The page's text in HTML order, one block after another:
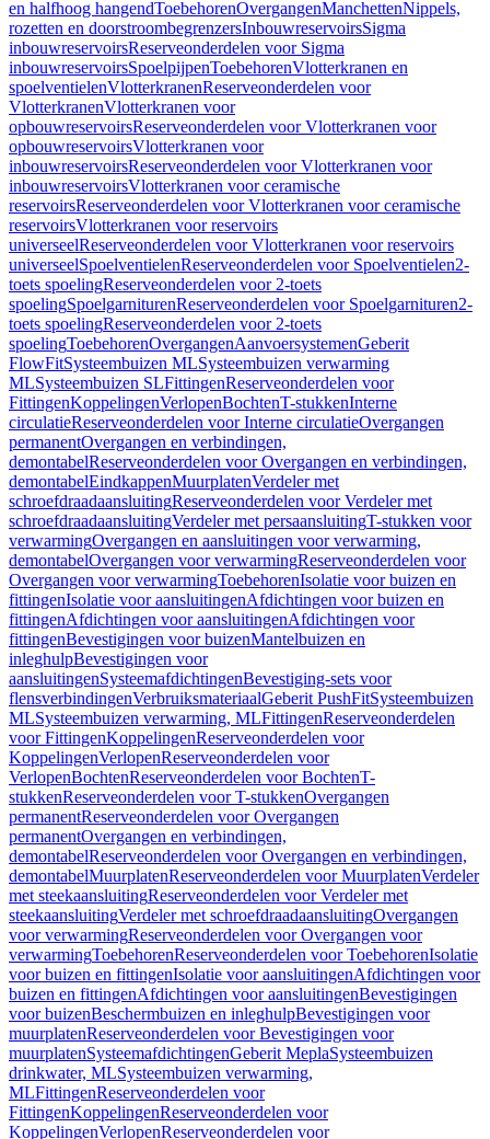
en halfhoog hangendToebehorenOvergangenManchettenNippels,
rozetten en doorstroombegrenzersInbouwreservoirsSigma
inbouwreservoirsReserveonderdelen voor Sigma
inbouwreservoirsSpoelpijpenToebehorenVlotterkranen en
spoelventielenVlotterkranenReserveonderdelen voor
VlotterkranenVlotterkranen voor
opbouwreservoirsReserveonderdelen voor Vlotterkranen voor
opbouwreservoirsVlotterkranen voor
inbouwreservoirsReserveonderdelen voor Vlotterkranen voor
inbouwreservoirsVlotterkranen voor ceramische
reservoirsReserveonderdelen voor Vlotterkranen voor ceramische
reservoirsVlotterkranen voor reservoirs
universeelReserveonderdelen voor Vlotterkranen voor reservoirs
universeelSpoelventielenReserveonderdelen voor Spoelventielen2-
toets spoelingReserveonderdelen voor 2-toets
spoelingSpoelgarniturenReserveonderdelen voor Spoelgarnituren2-
toets spoelingReserveonderdelen voor 2-toets
spoelingToebehorenOvergangenAanvoersystemenGeberit
FlowFitSysteembuizen MLSysteembuizen verwarming
MLSysteembuizen SLFittingenReserveonderdelen voor
FittingenKoppelingenVerlopenBochtenT-stukkenInterne
circulatieReserveonderdelen voor Interne circulatieOvergangen
permanentOvergangen en verbindingen,
demontabelReserveonderdelen voor Overgangen en verbindingen,
demontabelEindkappenMuurplatenVerdeler met
schroefdraadaansluitingReserveonderdelen voor Verdeler met
schroefdraadaansluitingVerdeler met persaansluitingT-stukken voor
verwarmingOvergangen en aansluitingen voor verwarming,
demontabelOvergangen voor verwarmingReserveonderdelen voor
Overgangen voor verwarmingToebehorenIsolatie voor buizen en
fittingenIsolatie voor aansluitingenAfdichtingen voor buizen en
fittingenAfdichtingen voor aansluitingenAfdichtingen voor
fittingenBevestigingen voor buizenMantelbuizen en
inleghulpBevestigingen voor
aansluitingenSysteemafdichtingenBevestiging-sets voor
flensverbindingenVerbruiksmateriaalGeberit PushFitSysteembuizen
MLSysteembuizen verwarming, MLFittingenReserveonderdelen
voor FittingenKoppelingenReserveonderdelen voor
KoppelingenVerlopenReserveonderdelen voor
VerlopenBochtenReserveonderdelen voor BochtenT-
stukkenReserveonderdelen voor T-stukkenOvergangen
permanentReserveonderdelen voor Overgangen
permanentOvergangen en verbindingen,
demontabelReserveonderdelen voor Overgangen en verbindingen,
demontabelMuurplatenReserveonderdelen voor MuurplatenVerdeler
met steekaansluitingReserveonderdelen voor Verdeler met
steekaansluitingVerdeler met schroefdraadaansluitingOvergangen
voor verwarmingReserveonderdelen voor Overgangen voor
verwarmingToebehorenReserveonderdelen voor ToebehorenIsolatie
voor buizen en fittingenIsolatie voor aansluitingenAfdichtingen voor
buizen en fittingenAfdichtingen voor aansluitingenBevestigingen
voor buizenBeschermbuizen en inleghulpBevestigingen voor
muurplatenReserveonderdelen voor Bevestigingen voor
muurplatenSysteemafdichtingenGeberit MeplaSysteembuizen
drinkwater, MLSysteembuizen verwarming,
MLFittingenReserveonderdelen voor
FittingenKoppelingenReserveonderdelen voor
KoppelingenVerlopenReserveonderdelen voor